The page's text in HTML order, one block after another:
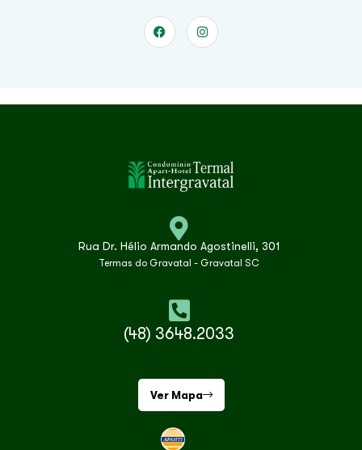
Rua Dr. Hélio Armando Agostinelli, 301
Termas do Gravatal - Gravatal SC
(48) 3648.2033
Ver Mapa